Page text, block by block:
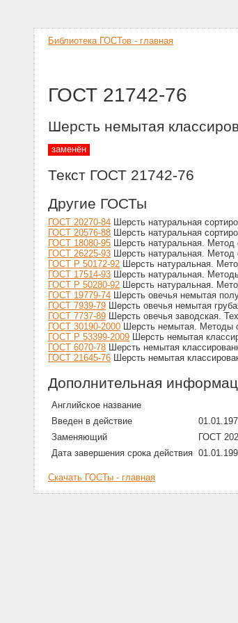
Библиотека ГОСТов - главная
ГОСТ 21742-76
Шерсть немытая
заменён
Текст ГОСТ 21742-76
Другие ГОСТы
ГОСТ 20270-84 Шерсть натуральная
ГОСТ 20576-88 Шерсть натуральная
ГОСТ 18080-95 Шерсть натуральная. Метод
ГОСТ 26225-93 Шерсть натуральная. Метод
ГОСТ Р 50172-92 Шерсть натуральная.
ГОСТ 17514-93 Шерсть натуральная.
ГОСТ Р 50280-92 Шерсть натуральная.
ГОСТ 19779-74 Шерсть овечья немытая
ГОСТ 7939-79 Шерсть овечья немытая
ГОСТ 7737-89 Шерсть овечья заводская.
ГОСТ 30190-2000 Шерсть немытая. Методы
ГОСТ Р 53399-2009 Шерсть немытая
ГОСТ 6070-78 Шерсть немытая
ГОСТ 21645-76 Шерсть немытая
Дополнительная
Английское название
Введен в действие
Заменяющий
ГОСТ
Дата завершения срока действия
Скачать ГОСТы - главная